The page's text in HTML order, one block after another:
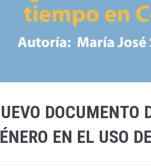
DOCUMENTO
EN EL USO